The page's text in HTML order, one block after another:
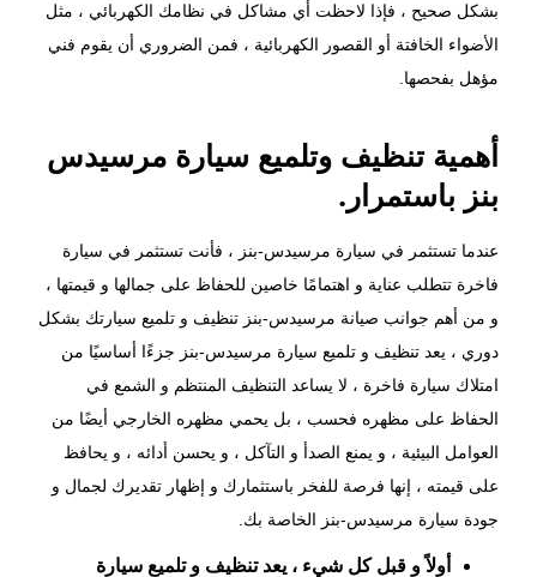
بشكل صحيح ، فإذا لاحظت أي مشاكل في نظامك الكهربائي ، مثل
الأضواء الخافتة أو القصور الكهربائية ، فمن الضروري أن يقوم فني
مؤهل بفحصها.
أهمية تنظيف وتلميع سيارة مرسيدس
بنز باستمرار.
عندما تستثمر في سيارة مرسيدس-بنز ، فأنت تستثمر في سيارة
فاخرة تتطلب عناية و اهتمامًا خاصين للحفاظ على جمالها و قيمتها ،
و من أهم جوانب صيانة مرسيدس-بنز تنظيف و تلميع سيارتك بشكل
دوري ، يعد تنظيف و تلميع سيارة مرسيدس-بنز جزءًا أساسيًا من
امتلاك سيارة فاخرة ، لا يساعد التنظيف المنتظم و الشمع في
الحفاظ على مظهره فحسب ، بل يحمي مظهره الخارجي أيضًا من
العوامل البيئية ، و يمنع الصدأ و التآكل ، و يحسن أدائه ، و يحافظ
على قيمته ، إنها فرصة للفخر باستثمارك و إظهار تقديرك لجمال و
جودة سيارة مرسيدس-بنز الخاصة بك.
أولاً و قبل كل شيء ، يعد تنظيف و تلميع سيارة